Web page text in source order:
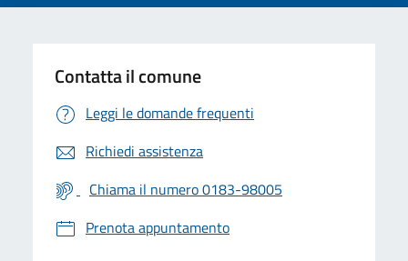
Contatta il comune
Leggi le domande frequenti
Richiedi assistenza
Chiama il numero 0183-98005
Prenota appuntamento